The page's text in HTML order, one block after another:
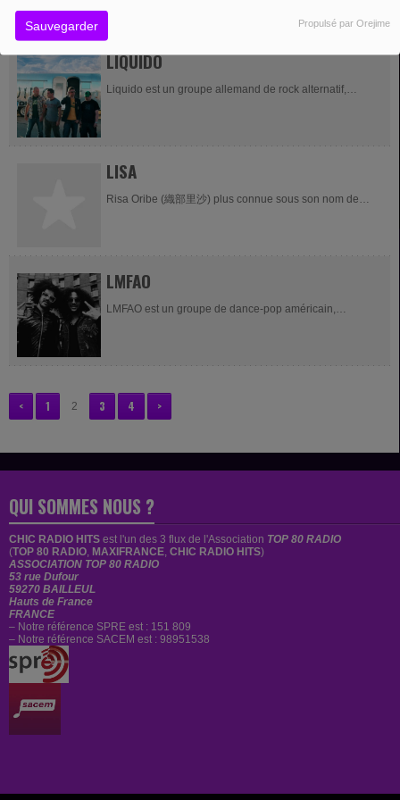
Sauvegarder Propulsé par Orejime
Mangualde au Portugal, est une chanteuse et actrice
LIQUIDO
Liquido est un groupe allemand de rock alternatif,
en...
LISA
Risa Oribe (織部里沙) plus connue sous son nom de
Elle...
LMFAO
LMFAO est un groupe de dance-pop américain,
maison de...
< 1 2 3 4 >
QUI SOMMES NOUS ?
CHIC RADIO HITS est l'un des 3 flux de l'Association TOP 80 RADIO
(TOP 80 RADIO, MAXIFRANCE, CHIC RADIO HITS)
ASSOCIATION TOP 80 RADIO
53 rue Dufour
59270 BAILLEUL
Hauts de France
FRANCE
– Notre référence SPRE est : 151 809
– Notre référence SACEM est : 98951538